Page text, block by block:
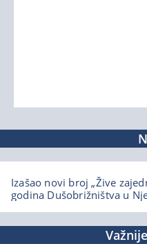
Izašao novi broj „Žive
godina Dušobrižništva u